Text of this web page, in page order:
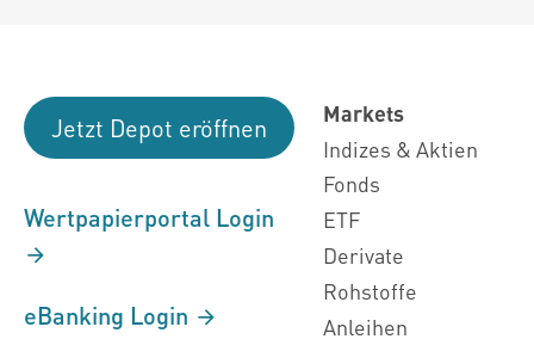
Jetzt Depot eröffnen
Wertpapierportal Login
eBanking Login
Markets
Indizes & Aktien
Fonds
ETF
Derivate
Rohstoffe
Anleihen